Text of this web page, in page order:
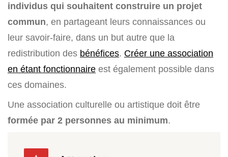
individus qui souhaitent construire un projet
commun, en partageant leurs connaissances ou
leur savoir-faire, dans un but autre que la
redistribution des bénéfices. Créer une association
en étant fonctionnaire est également possible dans
ces domaines.
Une association culturelle ou artistique doit être
formée par 2 personnes au minimum.